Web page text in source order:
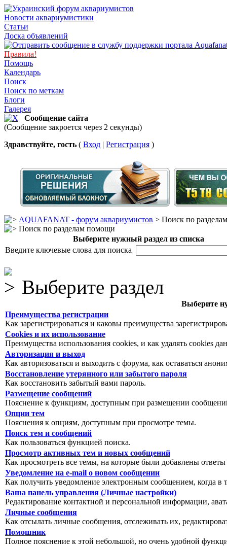
Новости аквариумистики
Статьи
Доска объявлений
Правила!
Помощь
Календарь
Поиск
Поиск по меткам
Блоги
Галерея
Сообщение сайта
(Сообщение закроется через 2 секунды)
Здравствуйте, гость ( Вход | Регистрация )
AQUAFANAT - форум аквариумистов > Поиск по
Поиск по разделам помощи
Выберите нужный раздел из списка
Введите ключевые слова для поиска
Выберите раздел
Выберите
Преимущества регистрации
Как зарегистрироваться и каковы преимущества
Cookies и их использование
Преимущества использования cookies, и как удалять cookies
Авторизация и выход
Как авторизоваться и выходить с форума, как оставаться
Восстановление утерянного или забытого пароля
Как восстановить забытый вами пароль.
Размещение сообщений
Пояснение к функциям, доступным при размещении
Опции тем
Пояснения к опциям, доступным при просмотре темы.
Поиск тем и сообщений
Как пользоваться функцией поиска.
Просмотр активных тем и новых сообщений
Как просмотреть все темы, на которые были добавлены
Уведомление на е-mail о новом сообщении
Как получить уведомление электронным сообщением, когда в
Ваша панель управления (Личные настройки)
Редактирование контактной и персональной информации,
Личные сообщения
Как отсылать личные сообщения, отслеживать их,
Помошник
Полное пояснение к этой небольшой, но очень удобной